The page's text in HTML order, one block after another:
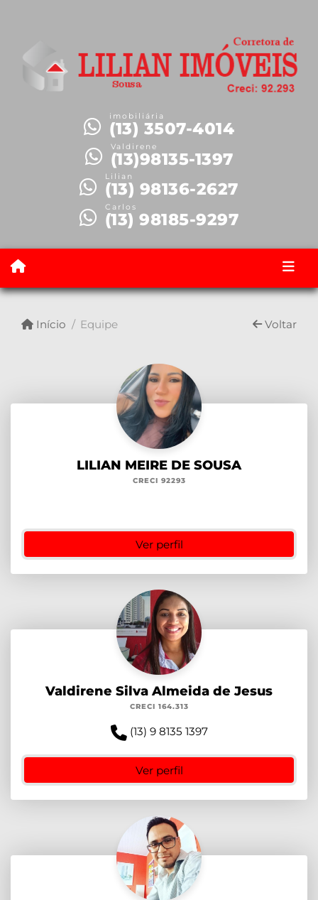
imobiliária
(13) 3507-4014
Valdirene
(13)98135-1397
Lilian
(13) 98136-2627
Carlos
(13) 98185-9297
Início Equipe Voltar
LILIAN MEIRE DE SOUSA
CRECI 92293
Ver perfil
Valdirene Silva Almeida de Jesus
CRECI 164.313
(13) 9 8135 1397
Ver perfil